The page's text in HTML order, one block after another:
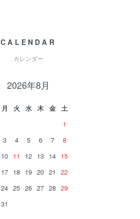
CALENDAR
カレンダー
2026年8月
月 火 水 木 金
土
1
3 4 5 6 7
8
10 11 12 13 14 15
17 18 19 20 21
22
24 25 26 27 28 29
31